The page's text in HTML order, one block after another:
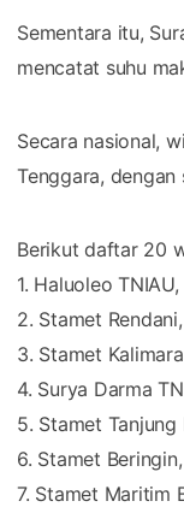
Sementara itu,
mencatat suhu
Secara nasional,
Tenggara,
Berikut daftar 20
1. Haluoleo
2. Stamet
3. Stamet
4. Surya Darma
5. Stamet Tanjung
6. Stamet
7. Stamet Maritim